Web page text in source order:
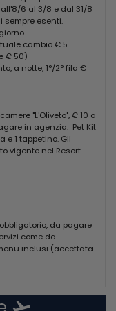
restanti periodi).
del ristorante
con supplemento
previsto è di
in caraffa,
nella
Bar con consumo
aperitivo analcolico
ore 20:30, gin,
liquori e
A
gelati,
6 al 3/8 e dal 31/8
sempre esenti.
cambio € 5
€ 50)
a notte, 1°/2° fila €
"L'Oliveto", € 10 a
in agenzia. Pet Kit
e 1 tappetino. Gli
vigente nel Resort
da pagare
come da
inclusi (accettata